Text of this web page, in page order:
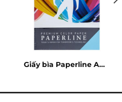
Giấy bìa Paperline A4